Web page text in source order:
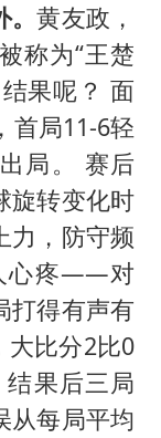
。黄友政，
称为“王楚
果呢？ 面
首局11-6轻
局。 赛后
旋转变化时
力，防守频
心疼——对
打得有声有
大比分2比0
果后三局
从每局平均